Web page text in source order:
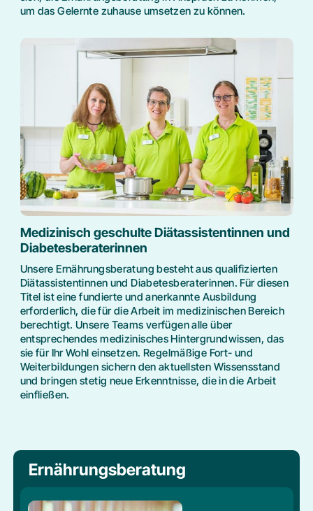
um das Gelernte zuhause umsetzen zu können.
Medizinisch geschulte Diätassistentinnen und
Diabetesberaterinnen
Unsere Ernährungsberatung besteht aus qualifizierten
Diätassistentinnen und Diabetesberaterinnen. Für diesen
Titel ist eine fundierte und anerkannte Ausbildung
erforderlich, die für die Arbeit im medizinischen Bereich
berechtigt. Unsere Teams verfügen alle über
entsprechendes medizinisches Hintergrundwissen, das
sie für Ihr Wohl einsetzen. Regelmäßige Fort- und
Weiterbildungen sichern den aktuellsten Wissensstand
und bringen stetig neue Erkenntnisse, die in die Arbeit
einfließen.
Ernährungsberatung